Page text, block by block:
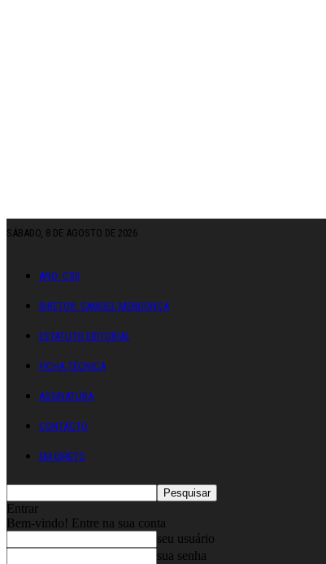
SÁBADO, 8 DE AGOSTO DE 2026
ANO: CXII
DIRETOR: SAMUEL MENDONÇA
ESTATUTO EDITORIAL
FICHA TÉCNICA
ASSINATURA
CONTACTO
EM DIRETO
Entrar
Bem-vindo! Entre na sua conta
seu usuário
sua senha